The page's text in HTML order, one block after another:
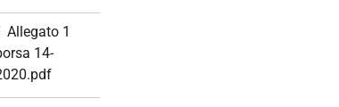
Allegato 1
14-